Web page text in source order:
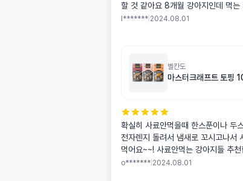
할 것 같아요 8개월 강아지인데 먹는
매했어요 기호성 좋으면 10개월에 사
l******* 2024.08.01
벨칸도
마스터크래프트 토핑
확실히 사료안먹을때 한스푼이나 두
전자렌지 돌려서 냄새로 꼬시고나서
먹어요~~! 사료안먹는 강아지들 추천
o******* 2024.08.01